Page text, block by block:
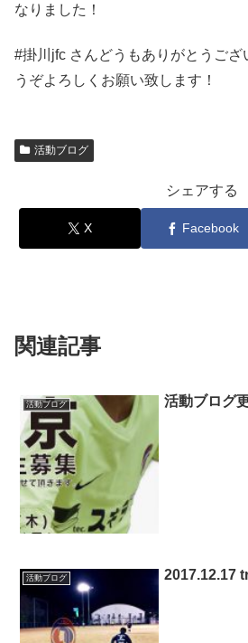
なりました！
#掛川jfc さんどうもありがとうご
うぞよろしくお願い致します！
活動ブログ
シェアする
X Facebook
関連記事
活動ブログ 活動ブログ
活動ブログ 2017.12.17